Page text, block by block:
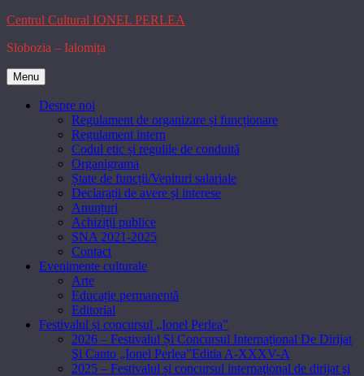
Skip
content
Centrul Cultural IONEL PERLEA
Slobozia – Ialomița
Menu
Despre noi
Regulament de organizare și funcționare
Regulament intern
Codul etic și regulile de conduită
Organigrama
Ștate de funcții/Venituri salariale
Declarații de avere și interese
Anunțuri
Achiziţii publice
SNA 2021-2025
Contact
Evenimente culturale
Arte
Educație permanentă
Editorial
Festivalul și concursul „Ionel Perlea”
2026 – Festivalul Și Concursul Internaţional De Dirijat
Şi Canto „Ionel Perlea”Editia A-XXXV-A
2025 – Festivalul și concursul internaţional de dirijat şi